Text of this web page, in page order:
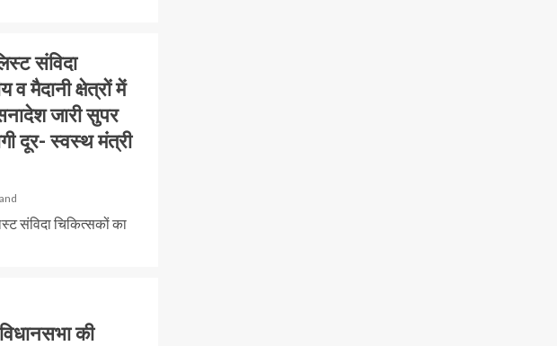
संविदा
व मैदानी क्षेत्रों में
जारी सुपर
दूर- स्वस्थ मंत्री
संविदा चिकित्सकों का
की